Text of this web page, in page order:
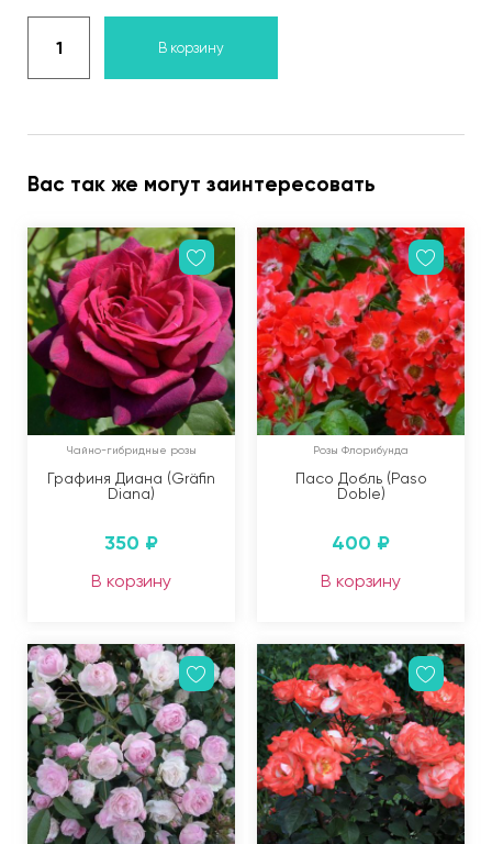
В корзину
Вас так же могут заинтересовать
Чайно-гибридные розы
Графиня Диана (Gräfin
Diana)
350 ₽
В корзину
Розы Флорибунда
Пасо Добль (Paso
Doble)
400 ₽
В корзину